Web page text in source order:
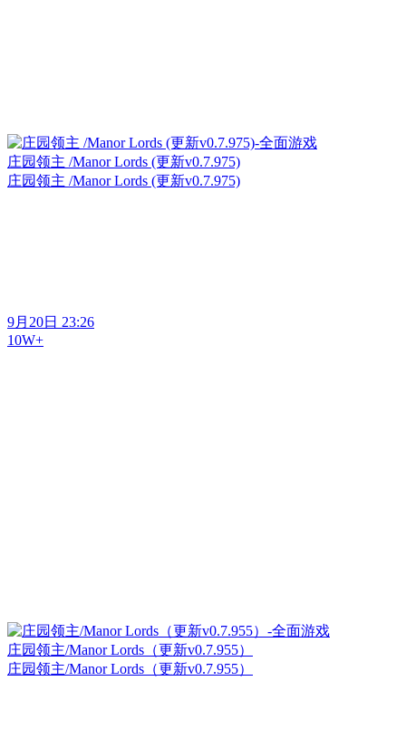
庄园领主 /Manor Lords (更新v0.7.975)
庄园领主 /Manor Lords (更新v0.7.975)
9月20日 23:26
10W+
庄园领主/Manor Lords（更新v0.7.955）
庄园领主/Manor Lords（更新v0.7.955）